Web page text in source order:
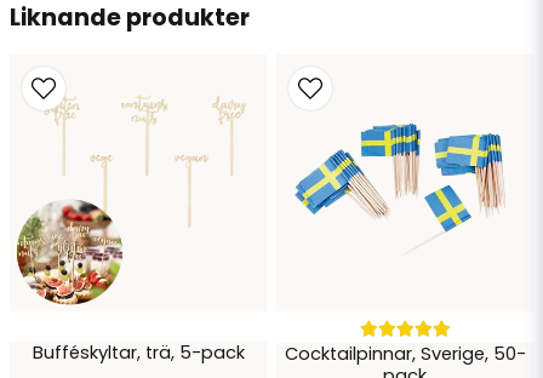
Ja, ni får publicera min fråga
Liknande produkter
Bufféskyltar, trä, 5-pack
Cocktailpinnar, Sverige, 50-